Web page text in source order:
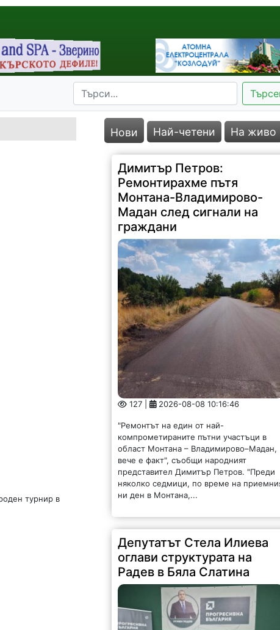
турнир в
Нови Най-четени На живо
Димитър Петров:
Ремонтирахме пътя
Монтана-Владимирово-
Мадан след сигнали на
граждани
127 | 2026-08-08 10:16:46
"Ремонтът на един от най-
компрометираните пътни участъци в
област Монтана – Владимирово–Мадан,
вече е факт", съобщи народният
представител Димитър Петров. "Преди
няколко седмици, по време на
ни ден в Монтана,...
Депутатът Стела Илиева
оглави структурата на
Радев в Бяла Слатина